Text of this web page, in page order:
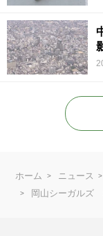
ホーム ニュース
岡山シーガルズ